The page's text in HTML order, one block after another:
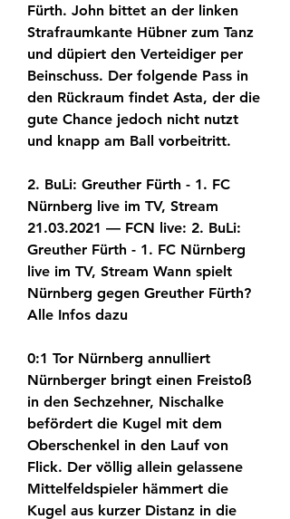
Fürth. John bittet an der linken
Strafraumkante Hübner zum Tanz
und düpiert den Verteidiger per
Beinschuss. Der folgende Pass in
den Rückraum findet Asta, der die
gute Chance jedoch nicht nutzt
und knapp am Ball vorbeitritt.
2. BuLi: Greuther Fürth - 1. FC
Nürnberg live im TV, Stream
21.03.2021 — FCN live: 2. BuLi:
Greuther Fürth - 1. FC Nürnberg
live im TV, Stream Wann spielt
Nürnberg gegen Greuther Fürth?
Alle Infos dazu
0:1 Tor Nürnberg annulliert
Nürnberger bringt einen Freistoß
in den Sechzehner, Nischalke
befördert die Kugel mit dem
Oberschenkel in den Lauf von
Flick. Der völlig allein gelassene
Mittelfeldspieler hämmert die
Kugel aus kurzer Distanz in die